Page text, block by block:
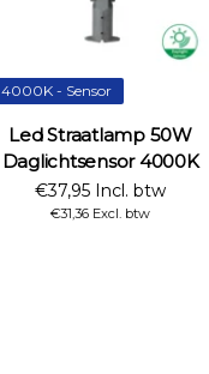
4000K - Sensor
Led Straatlamp 50W
Daglichtsensor 4000K
€37,95 Incl. btw
€31,36 Excl. btw